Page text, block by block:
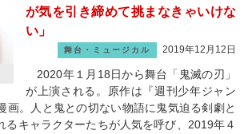
が気を引き締めて挑まなきゃいけな
い」
舞台・ミュージカル 2019年12月12日
2020年１月18日から舞台「鬼滅の刃」
が上演される。原作は『週刊少年ジャン
画。人と鬼との切ない物語に鬼気迫る剣劇と
るキャラクターたちが人気を呼び、2019年４